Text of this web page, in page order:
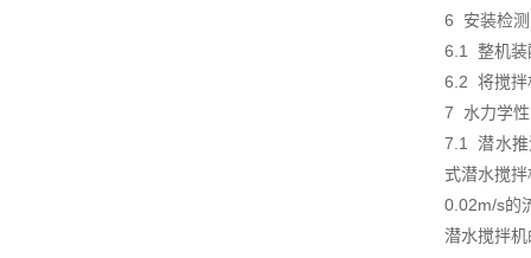
6 安装检测
6.1 整机装
6.2 将搅拌
7 水力学
7.1 潜水推
式潜水搅
0.02m/s的
潜水搅拌